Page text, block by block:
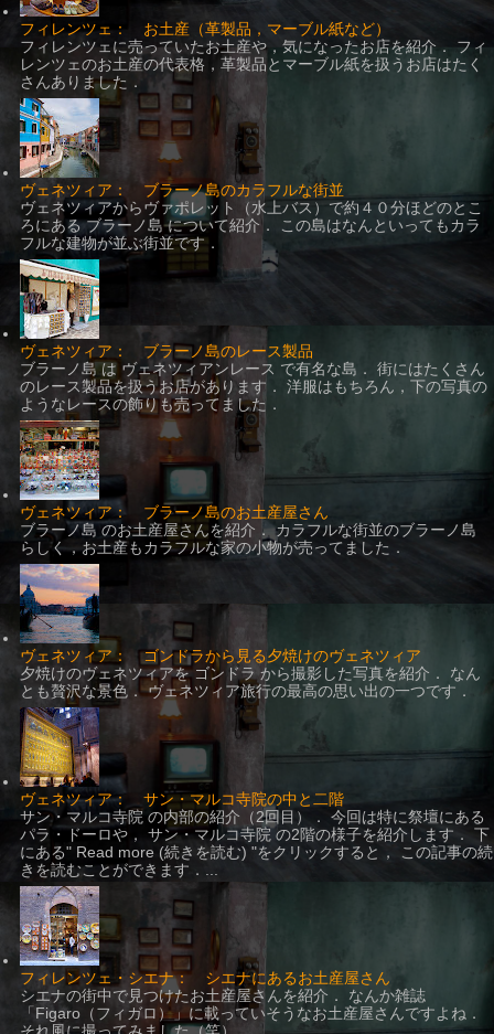
フィレンツェ： お土産（革製品，マーブル紙など）
フィレンツェに売っていたお土産や，気になったお店を紹介． フィ
レンツェのお土産の代表格，革製品とマーブル紙を扱うお店はたく
さんありました．
ヴェネツィア： ブラーノ島のカラフルな街並
ヴェネツィアからヴァポレット（水上バス）で約４０分ほどのとこ
ろにある ブラーノ島 について紹介． この島はなんといってもカラ
フルな建物が並ぶ街並です．
ヴェネツィア： ブラーノ島のレース製品
ブラーノ島 は ヴェネツィアンレース で有名な島． 街にはたくさん
のレース製品を扱うお店があります． 洋服はもちろん，下の写真の
ようなレースの飾りも売ってました．
ヴェネツィア： ブラーノ島のお土産屋さん
ブラーノ島 のお土産屋さんを紹介． カラフルな街並のブラーノ島
らしく，お土産もカラフルな家の小物が売ってました．
ヴェネツィア： ゴンドラから見る夕焼けのヴェネツィア
夕焼けのヴェネツィアを ゴンドラ から撮影した写真を紹介． なん
とも贅沢な景色． ヴェネツィア旅行の最高の思い出の一つです．
ヴェネツィア： サン・マルコ寺院の中と二階
サン・マルコ寺院 の内部の紹介（2回目）． 今回は特に祭壇にある
パラ・ドーロや， サン・マルコ寺院 の2階の様子を紹介します． 下
にある" Read more (続きを読む) "をクリックすると， この記事の続
きを読むことができます．...
フィレンツェ・シエナ： シエナにあるお土産屋さん
シエナの街中で見つけたお土産屋さんを紹介． なんか雑誌
「Figaro（フィガロ）」に載っていそうなお土産屋さんですよね．